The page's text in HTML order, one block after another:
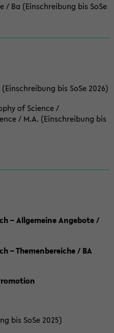
/ Ba (Einschreibung bis SoSe
bis SoSe 2026)
of Science /
/ M.A. (Einschreibung bis
– Allgemeine Angebote /
– Themenbereiche / BA
bis SoSe 2025)